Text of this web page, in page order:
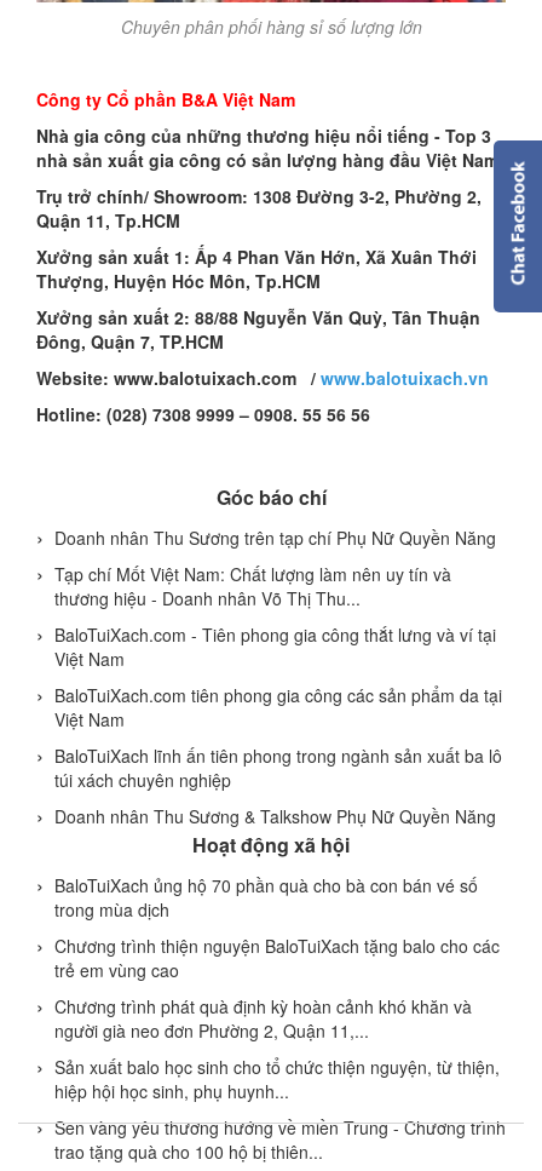
Chuyên phân phối hàng sỉ số lượng lớn
Công ty Cổ phần B&A Việt Nam
Nhà gia công của những thương hiệu nổi tiếng - Top 3
nhà sản xuất gia công có sản lượng hàng đầu Việt Nam
Trụ trở chính/ Showroom: 1308 Đường 3-2, Phường 2,
Quận 11, Tp.HCM
Xưởng sản xuất 1: Ấp 4 Phan Văn Hớn, Xã Xuân Thới
Thượng, Huyện Hóc Môn, Tp.HCM
Xưởng sản xuất 2: 88/88 Nguyễn Văn Quỳ, Tân Thuận
Đông, Quận 7, TP.HCM
Website: www.balotuixach.com / www.balotuixach.vn
Hotline: (028) 7308 9999 – 0908. 55 56 56
Góc báo chí
Doanh nhân Thu Sương trên tạp chí Phụ Nữ Quyền Năng
Tạp chí Mốt Việt Nam: Chất lượng làm nên uy tín và
thương hiệu - Doanh nhân Võ Thị Thu...
BaloTuiXach.com - Tiên phong gia công thắt lưng và ví tại
Việt Nam
BaloTuiXach.com tiên phong gia công các sản phẩm da tại
Việt Nam
BaloTuiXach lĩnh ấn tiên phong trong ngành sản xuất ba lô
túi xách chuyên nghiệp
Doanh nhân Thu Sương & Talkshow Phụ Nữ Quyền Năng
Hoạt động xã hội
BaloTuiXach ủng hộ 70 phần quà cho bà con bán vé số
trong mùa dịch
Chương trình thiện nguyện BaloTuiXach tặng balo cho các
trẻ em vùng cao
Chương trình phát quà định kỳ hoàn cảnh khó khăn và
người già neo đơn Phường 2, Quận 11,...
Sản xuất balo học sinh cho tổ chức thiện nguyện, từ thiện,
hiệp hội học sinh, phụ huynh...
Sen vàng yêu thương hướng về miền Trung - Chương trình
trao tặng quà cho 100 hộ bị thiên...